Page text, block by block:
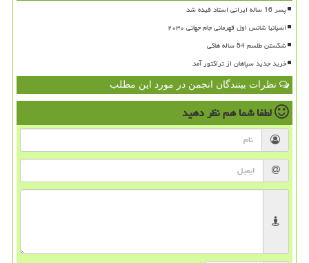
پسر 16 ساله ایرانی استاد فیده شد
اسپانیا شانس اول قهرمانی جام جهانی ۲۰۳۰
شکستن طلسم 54 ساله هاکی
خرید جدید سپاهان از تراکتور آمد
نظرات بینندگان انجمن در مورد این مطلب
لطفا شما همنظر دهید